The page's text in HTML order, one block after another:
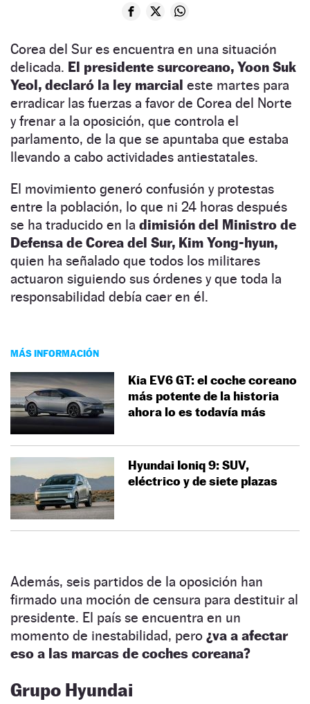
Corea del Sur es encuentra en una situación
delicada. El presidente surcoreano, Yoon Suk
Yeol, declaró la ley marcial este martes para
erradicar las fuerzas a favor de Corea del Norte
y frenar a la oposición, que controla el
parlamento, de la que se apuntaba que estaba
llevando a cabo actividades antiestatales.
El movimiento generó confusión y protestas
entre la población, lo que ni 24 horas después
se ha traducido en la dimisión del Ministro de
Defensa de Corea del Sur, Kim Yong-hyun,
quien ha señalado que todos los militares
actuaron siguiendo sus órdenes y que toda la
responsabilidad debía caer en él.
MÁS INFORMACIÓN
Kia EV6 GT: el coche coreano
más potente de la historia
ahora lo es todavía más
Hyundai Ioniq 9: SUV,
eléctrico y de siete plazas
Además, seis partidos de la oposición han
firmado una moción de censura para destituir al
presidente. El país se encuentra en un
momento de inestabilidad, pero ¿va a afectar
eso a las marcas de coches coreana?
Grupo Hyundai